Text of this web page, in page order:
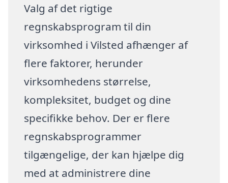
Valg af det rigtige
regnskabsprogram til din
virksomhed i Vilsted afhænger af
flere faktorer, herunder
virksomhedens størrelse,
kompleksitet, budget og dine
specifikke behov. Der er flere
regnskabsprogrammer
tilgængelige, der kan hjælpe dig
med at administrere dine